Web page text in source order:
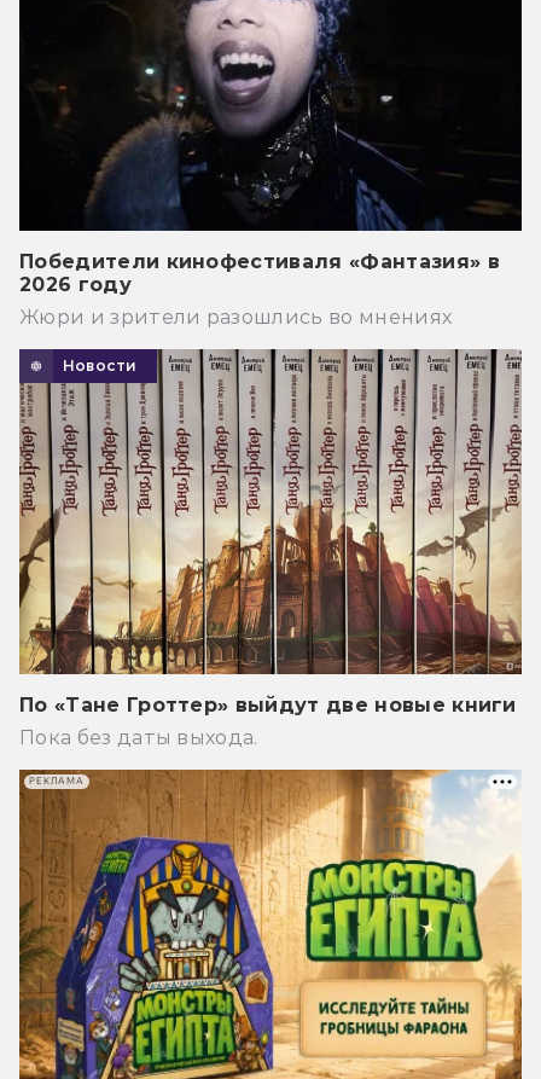
Победители кинофестиваля «Фантазия» в
2026 году
Жюри и зрители разошлись во мнениях
Новости
По «Тане Гроттер» выйдут две новые книги
Пока без даты выхода.
РЕКЛАМА